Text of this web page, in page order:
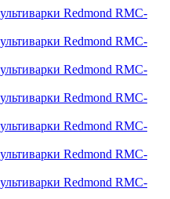
Redmond RMC-
Redmond RMC-
Redmond RMC-
Redmond RMC-
Redmond RMC-
Redmond RMC-
Redmond RMC-